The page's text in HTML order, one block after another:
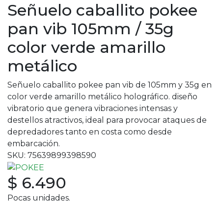
Señuelo caballito pokee
pan vib 105mm / 35g
color verde amarillo
metálico
Señuelo caballito pokee pan vib de 105mm y 35g en
color verde amarillo metálico holográfico. diseño
vibratorio que genera vibraciones intensas y
destellos atractivos, ideal para provocar ataques de
depredadores tanto en costa como desde
embarcación.
SKU: 75639899398590
$ 6.490
Pocas unidades.